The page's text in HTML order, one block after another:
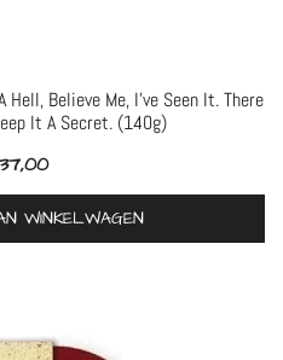
Believe Me, I’ve Seen It. There
It A Secret. (140g)
37,00
WINKELWAGEN